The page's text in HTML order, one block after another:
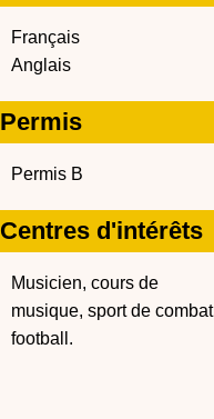
Français
Anglais
Permis
Permis B
Centres d'intérêts
Musicien, cours de
musique, sport de
football.